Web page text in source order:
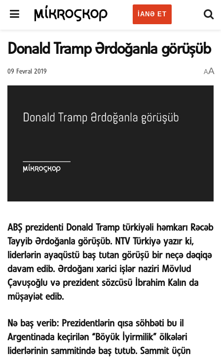
IANƏ ET
Donald Tramp Ərdoğanla görüşüb
09 Fevral 2019 AA
ABŞ prezidenti Donald Tramp türkiyəli həmkarı Rəcəb
Tayyib Ərdoğanla görüşüb. NTV Türkiyə yazır ki,
liderlərin ayaqüstü baş tutan görüşü bir neçə dəqiqə
davam edib. Ərdoğanı xarici işlər naziri Mövlud
Çavuşoğlu və prezident sözcüsü İbrahim Kalın da
müşayiət edib.
Nə baş verib: Prezidentlərin qısa söhbəti bu il
Argentinada keçirilən “Böyük İyirmilik” ölkələri
liderlərinin sammitində baş tutub. Sammit üçün